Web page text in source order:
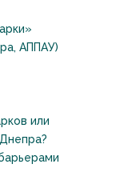
АППАУ)
или